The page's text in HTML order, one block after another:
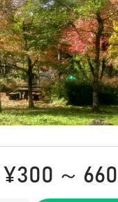
¥300 ～ 660